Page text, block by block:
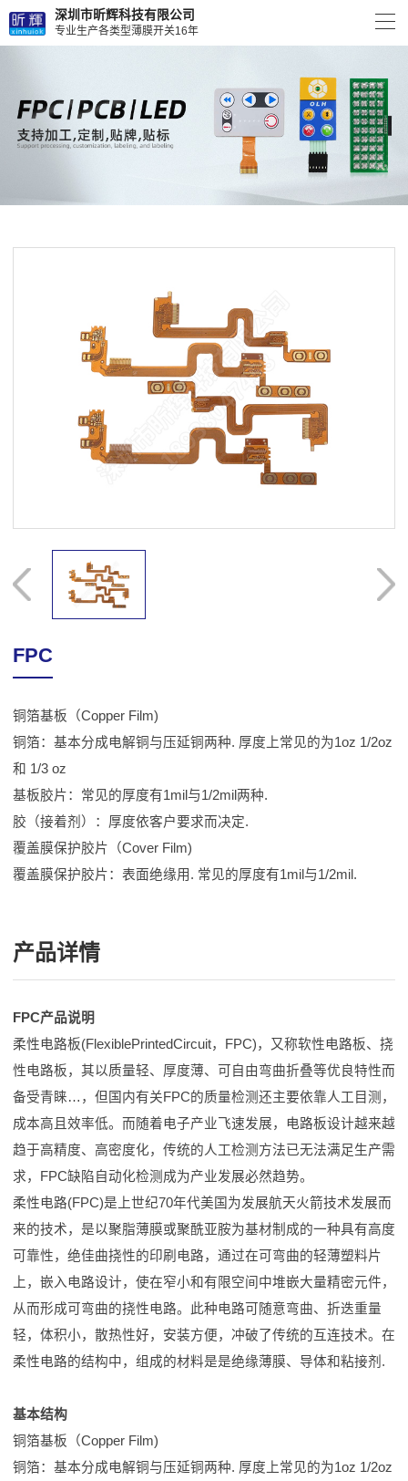
深圳市昕辉科技有限公司
专业生产各类型薄膜开关16年
FPC
铜箔基板（Copper Film)
铜箔：基本分成电解铜与压延铜两种. 厚度上常见的为1oz 1/2oz
和 1/3 oz
基板胶片：常见的厚度有1mil与1/2mil两种.
胶（接着剂）：厚度依客户要求而决定.
覆盖膜保护胶片（Cover Film)
覆盖膜保护胶片：表面绝缘用. 常见的厚度有1mil与1/2mil.
产品详情
FPC产品说明
柔性电路板(FlexiblePrintedCircuit，FPC)，又称软性电路板、挠
性电路板，其以质量轻、厚度薄、可自由弯曲折叠等优良特性而
备受青睐…，但国内有关FPC的质量检测还主要依靠人工目测，
成本高且效率低。而随着电子产业飞速发展，电路板设计越来越
趋于高精度、高密度化，传统的人工检测方法已无法满足生产需
求，FPC缺陷自动化检测成为产业发展必然趋势。
柔性电路(FPC)是上世纪70年代美国为发展航天火箭技术发展而
来的技术，是以聚脂薄膜或聚酰亚胺为基材制成的一种具有高度
可靠性，绝佳曲挠性的印刷电路，通过在可弯曲的轻薄塑料片
上，嵌入电路设计，使在窄小和有限空间中堆嵌大量精密元件，
从而形成可弯曲的挠性电路。此种电路可随意弯曲、折迭重量
轻，体积小，散热性好，安装方便，冲破了传统的互连技术。在
柔性电路的结构中，组成的材料是是绝缘薄膜、导体和粘接剂.
基本结构
铜箔基板（Copper Film)
铜箔：基本分成电解铜与压延铜两种. 厚度上常见的为1oz 1/2oz